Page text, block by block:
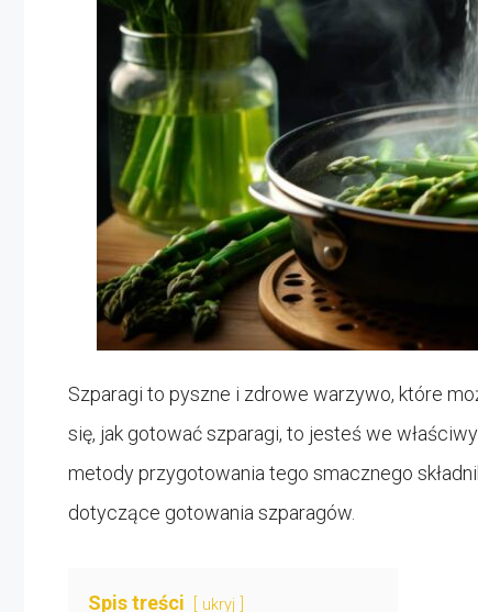
Szparagi to pyszne i zdrowe warzywo, które
się, jak gotować szparagi, to jesteś we
metody przygotowania tego smacznego
dotyczące gotowania szparagów.
Spis treści ukryj